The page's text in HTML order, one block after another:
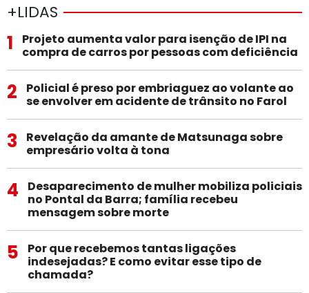
+LIDAS
1
Projeto aumenta valor para isenção de IPI na
compra de carros por pessoas com deficiência
2
Policial é preso por embriaguez ao volante ao
se envolver em acidente de trânsito no Farol
3
Revelação da amante de Matsunaga sobre
empresário volta à tona
4
Desaparecimento de mulher mobiliza policiais
no Pontal da Barra; família recebeu
mensagem sobre morte
5
Por que recebemos tantas ligações
indesejadas? E como evitar esse tipo de
chamada?